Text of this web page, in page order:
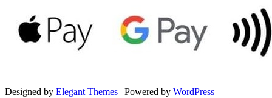
Designed by Elegant Themes | Powered by WordPress